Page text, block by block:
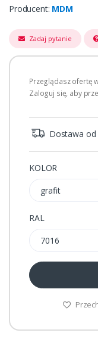
Producent: MDM
Zadaj pytanie
Przeglądasz ofertę
Zaloguj się, aby
Dostawa od
KOLOR
grafit
RAL
7016